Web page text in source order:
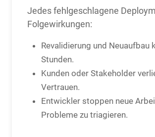
Jedes fehlgeschlagene
Folgewirkungen:
Revalidierung und Neuaufbau
Stunden.
Kunden oder Stakeholder
Vertrauen.
Entwickler stoppen neue
Probleme zu triagieren.